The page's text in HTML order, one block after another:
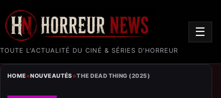
TOUTE L'ACTUALITÉ DU CINÉ & SÉRIES D'HORREUR
☰
HOME»NOUVEAUTÉS»THE DEAD THING (2025)